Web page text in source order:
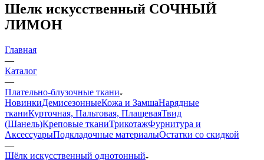
Шелк искусственный СОЧНЫЙ
ЛИМОН
Главная
—
Каталог
—
Плательно-блузочные ткани
НовинкиДемисезонныеКожа и ЗамшаНарядные
тканиКурточная, Пальтовая, ПлащеваяТвид
(Шанель)Креповые тканиТрикотажФурнитура и
АксессуарыПодкладочные материалыОстатки со скидкой
—
Шёлк искусственный однотонный